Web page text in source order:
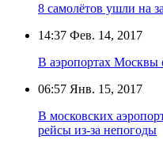
8 самолётов ушли на
14:37 Фев. 14, 2017
В аэропортах Москвы
06:57 Янв. 15, 2017
В московских
рейсы из-за непогоды